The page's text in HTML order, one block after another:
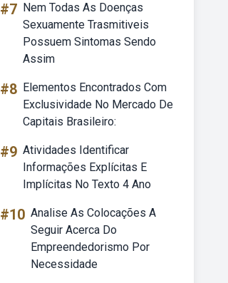
#7 Nem Todas As Doenças
Sexuamente Trasmitiveis
Possuem Sintomas Sendo
Assim
#8 Elementos Encontrados Com
Exclusividade No Mercado De
Capitais Brasileiro:
#9 Atividades Identificar
Informações Explícitas E
Implícitas No Texto 4 Ano
#10 Analise As Colocações A
Seguir Acerca Do
Empreendedorismo Por
Necessidade